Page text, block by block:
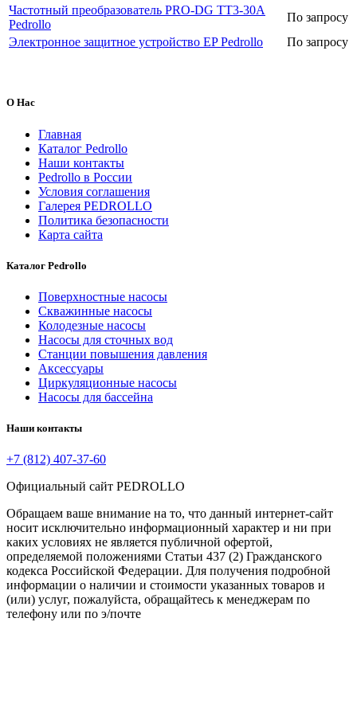
Частотный преобразователь PRO-DG TT3-30A
Pedrollo
По запросу
Электронное защитное устройство EP Pedrollo
По запросу
О Нас
Главная
Каталог Pedrollo
Наши контакты
Pedrollo в России
Условия соглашения
Галерея PEDROLLO
Политика безопасности
Карта сайта
Каталог Pedrollo
Поверхностные насосы
Скважинные насосы
Колодезные насосы
Насосы для сточных вод
Станции повышения давления
Аксессуары
Циркуляционные насосы
Насосы для бассейна
Наши контакты
+7 (812) 407-37-60
Официальный сайт PEDROLLO
Обращаем ваше внимание на то, что данный интернет-сайт
носит исключительно информационный характер и ни при
каких условиях не является публичной офертой,
определяемой положениями Статьи 437 (2) Гражданского
кодекса Российской Федерации. Для получения подробной
информации о наличии и стоимости указанных товаров и
(или) услуг, пожалуйста, обращайтесь к менеджерам по
телефону или по э/почте